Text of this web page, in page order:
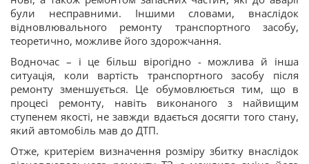
були несправними. Іншими словами, внаслідок
відновлювального ремонту транспортного засобу,
теоретично, можливе його здорожчання.
Водночас – і це більш вірогідно - можлива й інша
ситуація, коли вартість транспортного засобу після
ремонту зменшується. Це обумовлюється тим, що в
процесі ремонту, навіть виконаного з найвищим
ступенем якості, не завжди вдається досягти того стану,
який автомобіль мав до ДТП.
Отже, критерієм визначення розміру збитку внаслідок